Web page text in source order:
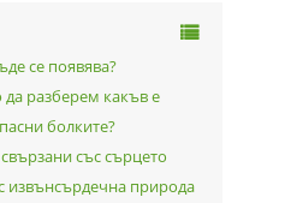
се появява?
разберем какъв е
болките?
със сърцето
извънсърдечна природа